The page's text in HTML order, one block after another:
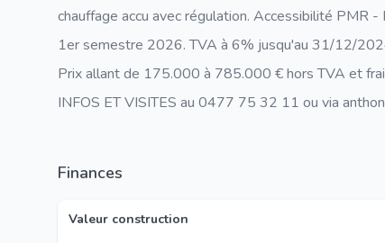
chauffage accu avec régulation. Accessibilité PMR
1er semestre 2026. TVA à 6% jusqu'au 31/12/
Prix allant de 175.000 à 785.000 € hors TVA et
INFOS ET VISITES au 0477 75 32 11 ou via
Finances
Valeur construction